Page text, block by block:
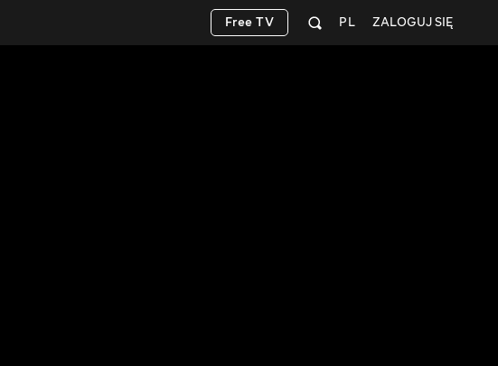
ZALOGUJ SIĘ
PL
Free TV